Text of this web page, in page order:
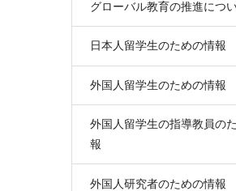
グローバル教育の推進につ
日本人留学生のための情報
外国人留学生のための情報
外国人留学生の指導教員の
報
外国人研究者のための情報